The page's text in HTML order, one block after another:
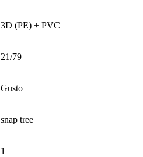
3D (PE) + PVC
21/79
Gusto
snap tree
1